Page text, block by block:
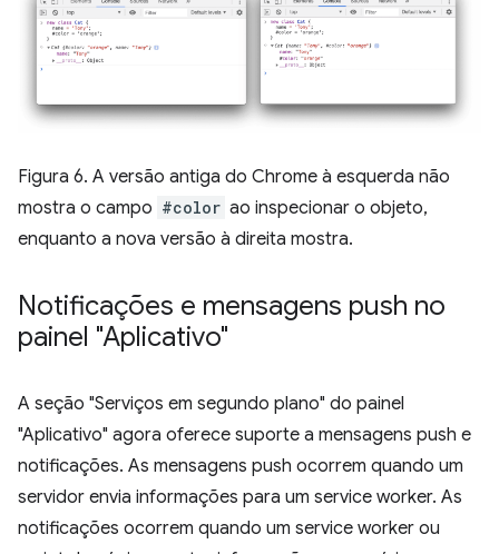
Figura 6. A versão antiga do Chrome à esquerda não
mostra o campo #color ao inspecionar o objeto,
enquanto a nova versão à direita mostra.
Notificações e mensagens push no
painel "Aplicativo"
A seção "Serviços em segundo plano" do painel
"Aplicativo" agora oferece suporte a mensagens push e
notificações. As mensagens push ocorrem quando um
servidor envia informações para um service worker. As
notificações ocorrem quando um service worker ou